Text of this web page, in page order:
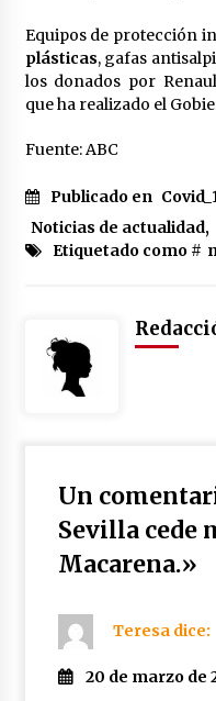
Equipos de protección
plásticas, gafas
los donados por
que ha realizado el
Fuente: ABC
Publicado en
Noticias de actualidad,
Etiquetado como #
Un
Sevilla cede
Macarena.»
Teresa dice:
20 de marzo de